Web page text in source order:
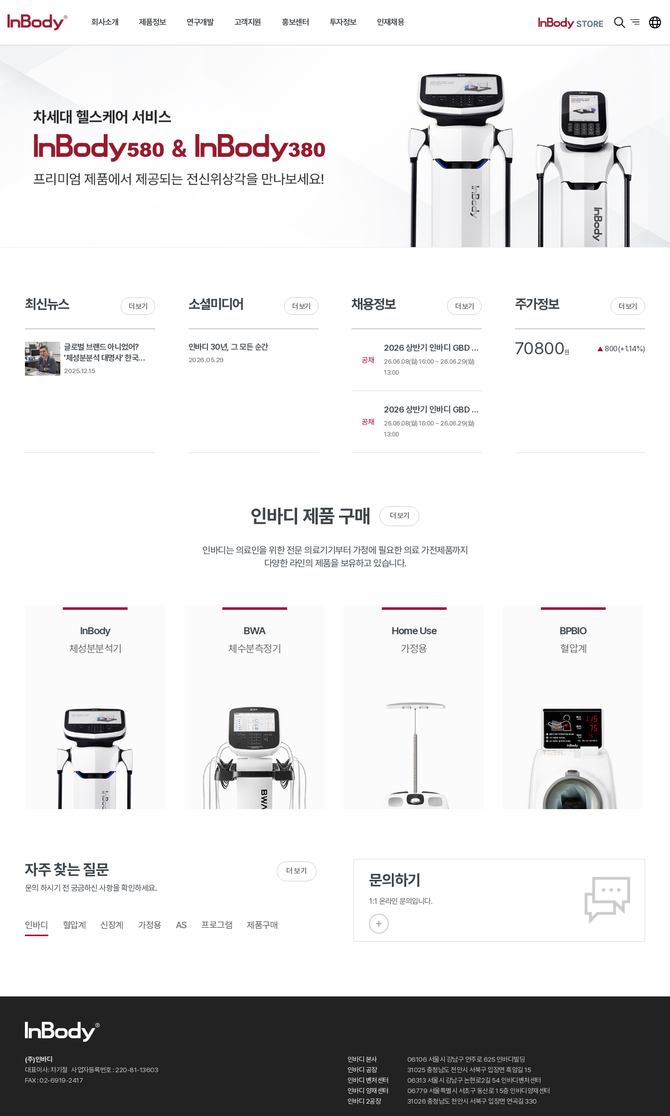
회사소개 제품정보 연구개발 고객지원 홍보센터 투자정보 인재채용
최신뉴스
글로벌 브랜드 아니었어?
'체성분분석 대명사' 한국
회사의 고민 [비크닉]..
2025.12.15
더 보기 소셜미디어
인바디 30년, 그 모든 순간
2026.05.29
더 보기 채용정보
공채
2026 상반기 인바디 GBD 채용 - 경력 채용
26.06.08(월) 16:00 ~ 26.06.29(월)
13:00
공채
2026 상반기 인바디 GBD 채용 - Expert Track
26.06.08(월) 16:00 ~ 26.06.29(월)
13:00
더 보기 주가정보
70800원 ▲ 800(+1.14%)
더 보기
인바디 제품 구매 더 보기
인바디는 의료인을 위한 전문 의료기기부터 가정에 필요한 의료 가전제품까지
다양한 라인의 제품을 보유하고 있습니다.
InBody
체성분분석기
BWA
체수분측정기
Home Use
가정용
BPBIO
혈압계
자주 찾는 질문
문의 하시기 전 궁금하신 사항을 확인하세요.
인바디 혈압계 신장계 가정용 AS 프로그램 제품구매
더 보기 문의하기
1:1 온라인 문의입니다.
(주)인바디
대표이사: 차기철 사업자등록번호 : 220-81-13603
FAX : 02-6919-2417
인바디 본사
06106 서울시 강남구 언주로 625 인바디빌딩
인바디 공장
31025 충청남도 천안시 서북구 입장면 흑암길 15
인바디 벤처센터
06313 서울시 강남구 논현로2길 54 인바디벤처센터
인바디 양재센터
06779 서울특별시 서초구 동산로 1 5층 인바디양재센터
인바디 2공장
31026 충청남도 천안시 서북구 입장면 연곡길 330